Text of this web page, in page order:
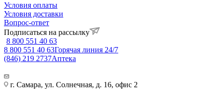
Условия оплаты
Условия доставки
Вопрос-ответ
Подписаться на рассылку
8 800 551 40 63
8 800 551 40 63Горячая линия 24/7
(846) 219 2737Аптека
г. Самара, ул. Солнечная, д. 16, офис 2